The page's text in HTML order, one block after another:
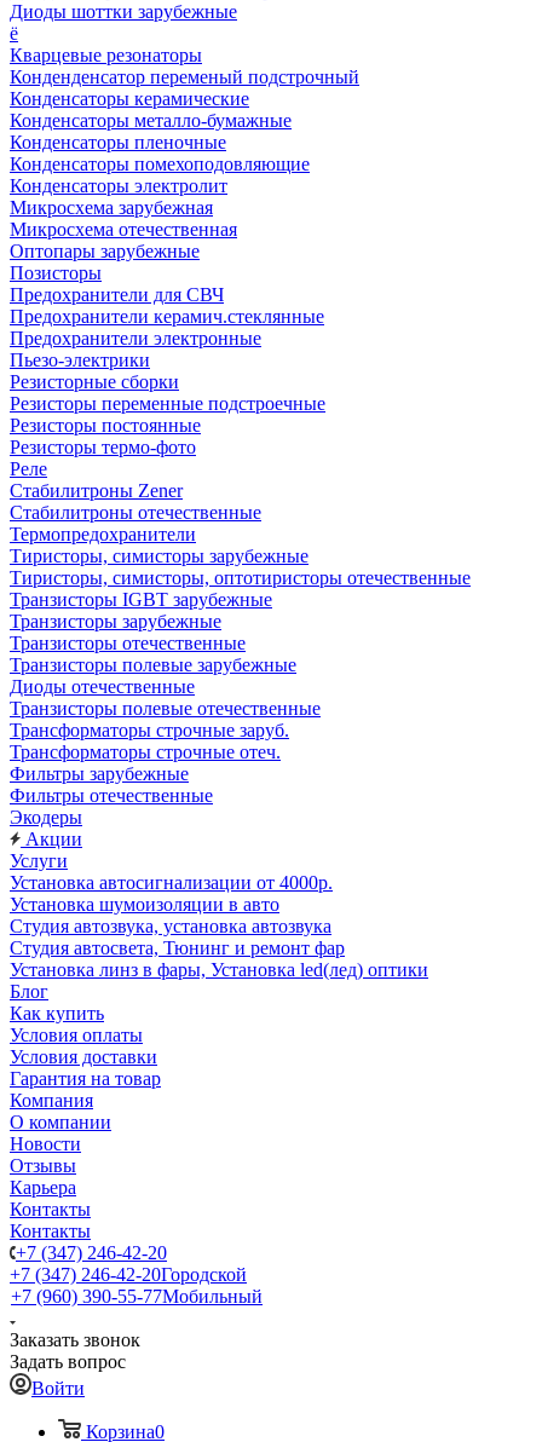
Диоды шоттки зарубежные
ё
Кварцевые резонаторы
Конденденсатор переменый подстрочный
Конденсаторы керамические
Конденсаторы металло-бумажные
Конденсаторы пленочные
Конденсаторы помехоподовляющие
Конденсаторы электролит
Микросхема зарубежная
Микросхема отечественная
Оптопары зарубежные
Позисторы
Предохранители для СВЧ
Предохранители керамич.стеклянные
Предохранители электронные
Пьезо-электрики
Резисторные сборки
Резисторы переменные подстроечные
Резисторы постоянные
Резисторы термо-фото
Реле
Стабилитроны Zener
Стабилитроны отечественные
Термопредохранители
Тиристоры, симисторы зарубежные
Тиристоры, симисторы, оптотиристоры отечественные
Транзисторы IGBT зарубежные
Транзисторы зарубежные
Транзисторы отечественные
Транзисторы полевые зарубежные
Диоды отечественные
Транзисторы полевые отечественные
Трансформаторы строчные заруб.
Трансформаторы строчные отеч.
Фильтры зарубежные
Фильтры отечественные
Экодеры
Акции
Услуги
Установка автосигнализации от 4000р.
Установка шумоизоляции в авто
Студия автозвука, установка автозвука
Студия автосвета, Тюнинг и ремонт фар
Установка линз в фары, Установка led(лед) оптики
Блог
Как купить
Условия оплаты
Условия доставки
Гарантия на товар
Компания
О компании
Новости
Отзывы
Карьера
Контакты
Контакты
+7 (347) 246-42-20
+7 (347) 246-42-20Городской
+7 (960) 390-55-77Мобильный
Заказать звонок
Задать вопрос
Войти
Корзина0